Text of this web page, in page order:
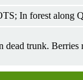
In forest along
dead trunk.